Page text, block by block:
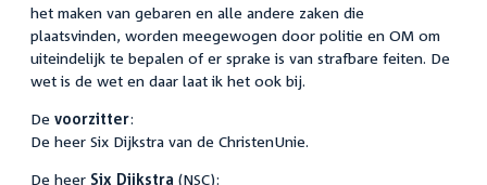
het maken van gebaren en alle andere zaken die
plaatsvinden, worden meegewogen door politie en OM om
uiteindelijk te bepalen of er sprake is van strafbare feiten. De
wet is de wet en daar laat ik het ook bij.
De voorzitter:
De heer Six Dijkstra van de ChristenUnie.
De heer Six Dijkstra (NSC):